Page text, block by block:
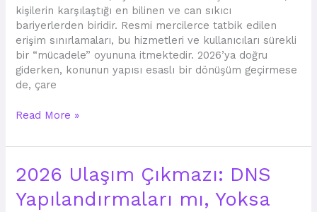
kişilerin karşılaştığı en bilinen ve can sıkıcı
bariyerlerden biridir. Resmi mercilerce tatbik edilen
erişim sınırlamaları, bu hizmetleri ve kullanıcıları sürekli
bir “mücadele” oyununa itmektedir. 2026’ya doğru
giderken, konunun yapısı esaslı bir dönüşüm geçirmese
de, çare
Değerlendirme
Read More »
2026 Ulaşım Çıkmazı: DNS
Yapılandırmaları mı, Yoksa
2026
Ulaşım
Çıkmazı: